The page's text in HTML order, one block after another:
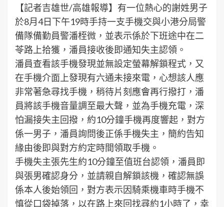
【記者吉雄世/高雄報導】有一位熱心的謝姓男子
於8月4日下午19時手持一支手機交與小港分局警
備隊備勤員警潘桎微，並表示係於下班途中在二
苓路上拾獲，潘員接收後即通知失主認領。
潘員查看該手機發現並無設定螢幕解鎖程式，又
在手機介面上發現有六通未接來電，心想該人應
非常著急尋找手機，稍待片刻應會再行撥打，潘
員將該手機音量調至最大聲，並為手機充電，深
怕漏接失主回撥，約10分鐘手機再度響起，對方
係一男子，潘員詢問後正係手機失主，簡約告知
緣由後即與對方約定時間領取手機。
手機失主張先生約10分鐘至值班台認領，潘員即
與張男確認身分，並請親自解鎖該機，確認無誤
係本人後始領回，對方表示因騎乘機車時手機不
慎從口袋掉落，以在路上來回找尋約1小時了，幸